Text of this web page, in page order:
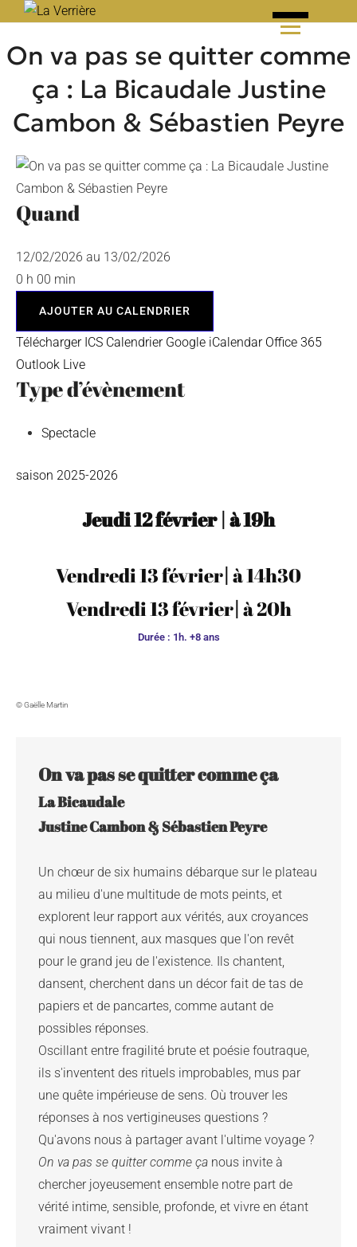
content
On va pas se quitter comme
ça : La Bicaudale Justine
Cambon & Sébastien Peyre
Quand
12/02/2026 au 13/02/2026
0 h 00 min
AJOUTER AU CALENDRIER
Télécharger ICS Calendrier Google iCalendar Office 365
Outlook Live
Type d’évènement
Spectacle
saison 2025-2026
Jeudi 12 février|à19h
Vendredi 13 février|à 14h30
Vendredi 13 février|à20h
Durée : 1h. +8 ans
© Gaëlle Martin
La Bicaudale
Un chœur de six humains débarque sur le plateau
au milieu d'une multitude de mots peints, et
explorent leur rapport aux vérités, aux croyances
qui nous tiennent, aux masques que l'on revêt
pour le grand jeu de l'existence. Ils chantent,
dansent, cherchent dans un décor fait de tas de
papiers et de pancartes, comme autant de
possibles réponses.
Oscillant entre fragilité brute et poésie foutraque,
ils s'inventent des rituels improbables, mus par
une quête impérieuse de sens. Où trouver les
réponses à nos vertigineuses questions ?
On va pas se quitter comme ça nous invite à
chercher joyeusement ensemble notre part de
vérité intime, sensible, profonde, et vivre en étant